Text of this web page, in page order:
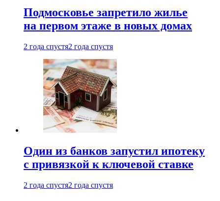
Подмосковье запретило жилье
на первом этаже в новых домах
2 года спустя2 года спустя
Один из банков запустил ипотеку
с привязкой к ключевой ставке
2 года спустя2 года спустя